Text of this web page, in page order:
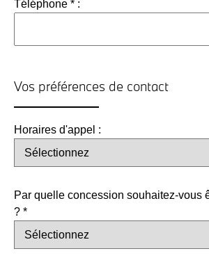
Téléphone * :
Vos préférences de contact
Horaires d'appel :
Par quelle concession souhaitez-vous
? *